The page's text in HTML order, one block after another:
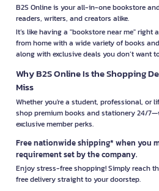
B2S Online is your all-in-one bookstore
readers, writers, and creators alike.
It’s like having a "bookstore near me"
from home with a wide variety of books
along with exclusive deals you don’t want
Why B2S Online Is the Shopping
Miss
Whether you're a student, professional, or
shop premium books and stationery 24/
exclusive member perks.
Free nationwide shipping* when you
requirement set by the company.
Enjoy stress-free shopping! Simply reach
free delivery straight to your doorstep.